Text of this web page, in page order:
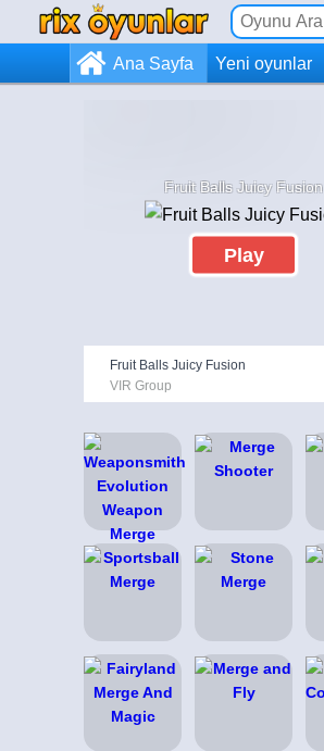
Ana Sayfa Yeni oyunlar
Fruit Balls Juicy Fusion
Play
Fruit Balls Juicy Fusion
VIR Group